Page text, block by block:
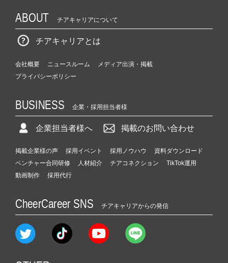
ABOUT チアキャリアについて
チアキャリアとは
会社概要 ニュースルーム
メディア出演・掲載
プライバシーポリシー
BUSINESS 企業・採用担当者様
企業担当者様へ 掲載のお問い合わせ
掲載企業様の声 採用イベント 採用ノウハウ
資料ダウンロード
ベンチャー合同研修
人材紹介 チアコネクション
TikTok運用
動画制作
採用代行
CheerCareer SNS チアキャリアからの発信